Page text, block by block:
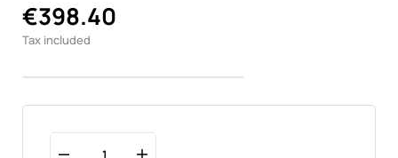
€398.40
Tax included